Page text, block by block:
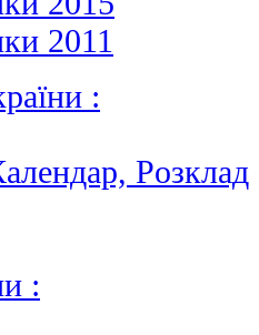
2011
:
Poзклад
: